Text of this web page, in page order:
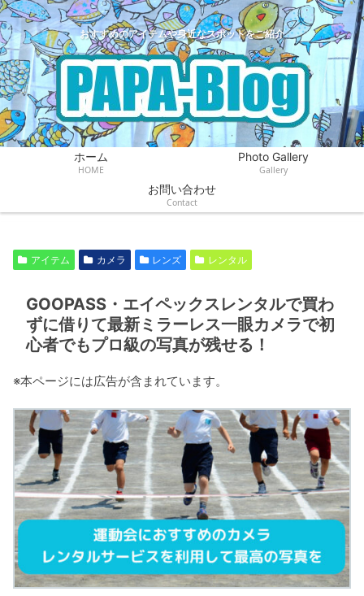
おすすめのアイテムや身近なスポットをご紹介
ホーム
HOME
Photo Gallery
Gallery
お問い合わせ
Contact
アイテム カメラ レンズ レンタル
GOOPASS・エイペックスレンタルで買わ
ずに借りて最新ミラーレス一眼カメラで初
心者でもプロ級の写真が残せる！
※本ページには広告が含まれています。